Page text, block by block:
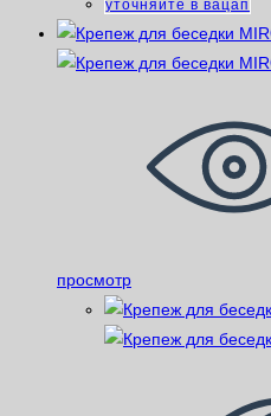
уточняйте в вацап
просмотр